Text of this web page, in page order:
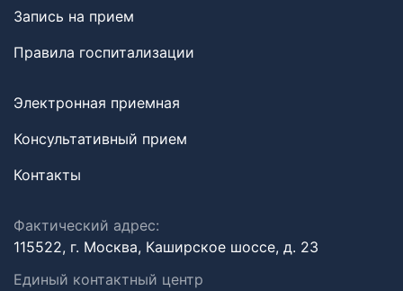
Запись на прием
Правила госпитализации
Электронная приемная
Консультативный прием
Контакты
Фактический адрес:
115522, г. Москва, Каширское шоссе, д. 23
Единый контактный центр